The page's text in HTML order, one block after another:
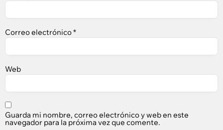
Correo electrónico*
Web
Guarda mi nombre, correo electrónico y web en este
navegador para la próxima vez que comente.